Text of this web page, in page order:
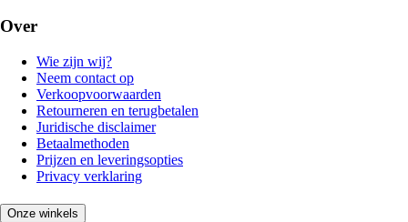
Over
Wie zijn wij?
Neem contact op
Verkoopvoorwaarden
Retourneren en terugbetalen
Juridische disclaimer
Betaalmethoden
Prijzen en leveringsopties
Privacy verklaring
Onze winkels